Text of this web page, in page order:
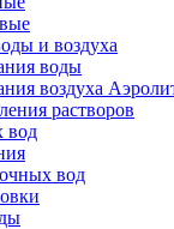
и воздуха
воды
воздуха
растворов
вод
вод